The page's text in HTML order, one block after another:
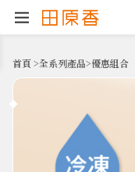
首頁>全系列產品>優惠組合